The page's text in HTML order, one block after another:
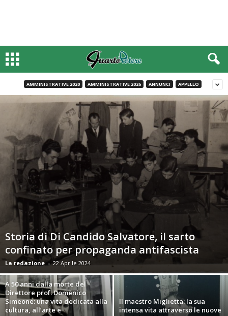
Storia di Di Candido Salvatore, il sarto
confinato per propaganda antifascista
La redazione - 22 Aprile 2024
A 50 anni dalla morte del
Direttore prof. Domenico
Simeone: una vita dedicata alla
cultura, all’arte e
all’insegnamento (Foto)
Il maestro Miglietta: la sua
intensa vita attraverso le nuove
fonti d’archivio